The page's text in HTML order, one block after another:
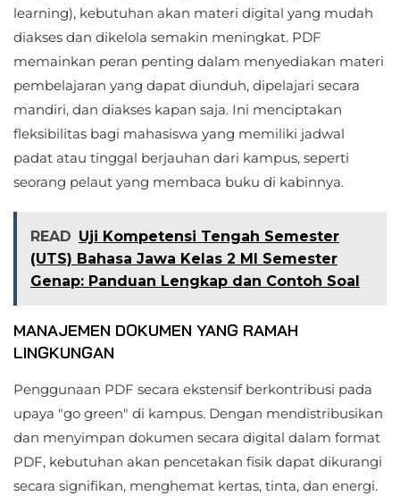
learning), kebutuhan akan materi digital yang mudah
diakses dan dikelola semakin meningkat. PDF
memainkan peran penting dalam menyediakan materi
pembelajaran yang dapat diunduh, dipelajari secara
mandiri, dan diakses kapan saja. Ini menciptakan
fleksibilitas bagi mahasiswa yang memiliki jadwal
padat atau tinggal berjauhan dari kampus, seperti
seorang pelaut yang membaca buku di kabinnya.
READ Uji Kompetensi Tengah Semester
(UTS) Bahasa Jawa Kelas 2 MI Semester
Genap: Panduan Lengkap dan Contoh Soal
MANAJEMEN DOKUMEN YANG RAMAH
LINGKUNGAN
Penggunaan PDF secara ekstensif berkontribusi pada
upaya "go green" di kampus. Dengan mendistribusikan
dan menyimpan dokumen secara digital dalam format
PDF, kebutuhan akan pencetakan fisik dapat dikurangi
secara signifikan, menghemat kertas, tinta, dan energi.